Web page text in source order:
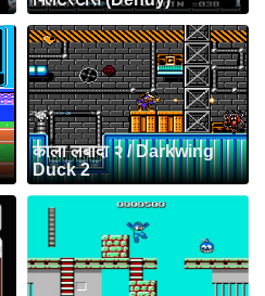
काला लबादा २ / Darkwing
Duck 2